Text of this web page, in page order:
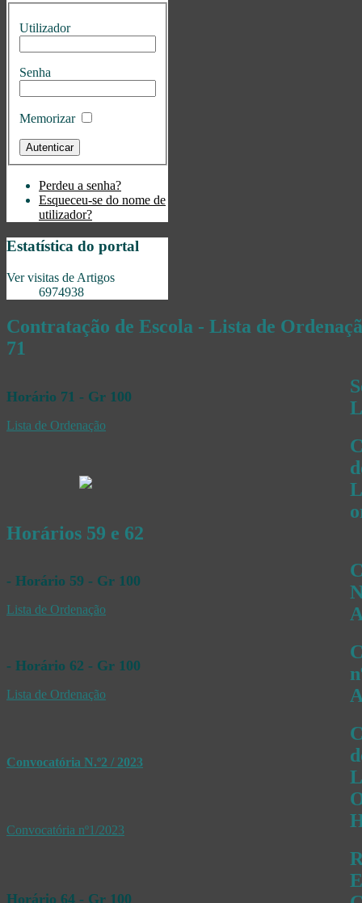
Utilizador
Senha
Memorizar
Perdeu a senha?
Esqueceu-se do nome de
utilizador?
Estatística do portal
Ver visitas de Artigos
6974938
Contratação de Escola - Lista de
71
Horário 71 - Gr 100
Lista de Ordenação
Horários 59 e 62
- Horário 59 - Gr 100
Lista de Ordenação
- Horário 62 - Gr 100
Lista de Ordenação
Convocatória N.º2 / 2023
Convocatória nº1/2023
Horário 64 - Gr 100